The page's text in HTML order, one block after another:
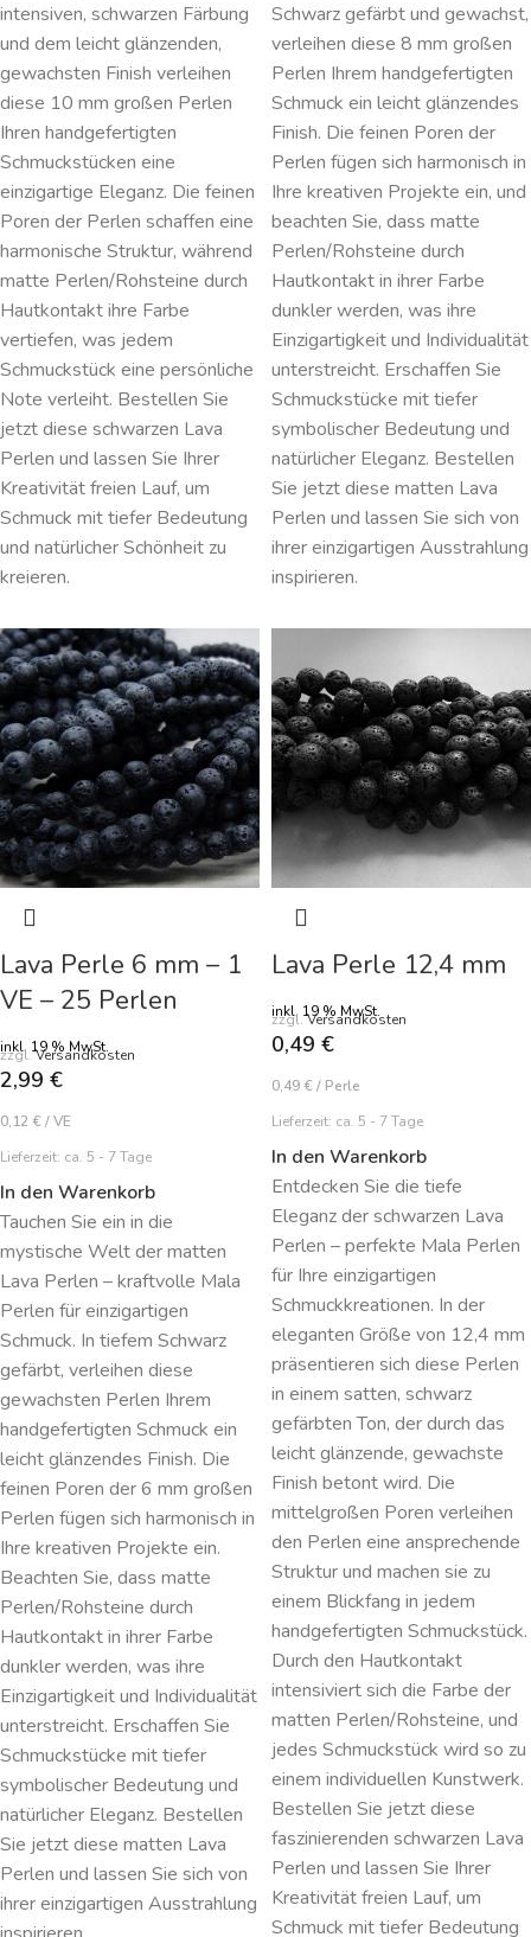
intensiven, schwarzen Färbung
und dem leicht glänzenden,
gewachsten Finish verleihen
diese 10 mm großen Perlen
Ihren handgefertigten
Schmuckstücken eine
einzigartige Eleganz. Die feinen
Poren der Perlen schaffen eine
harmonische Struktur, während
matte Perlen/Rohsteine durch
Hautkontakt ihre Farbe
vertiefen, was jedem
Schmuckstück eine persönliche
Note verleiht. Bestellen Sie
jetzt diese schwarzen Lava
Perlen und lassen Sie Ihrer
Kreativität freien Lauf, um
Schmuck mit tiefer Bedeutung
und natürlicher Schönheit zu
kreieren.
Schwarz gefärbt und gewachst,
verleihen diese 8 mm großen
Perlen Ihrem handgefertigten
Schmuck ein leicht glänzendes
Finish. Die feinen Poren der
Perlen fügen sich harmonisch in
Ihre kreativen Projekte ein, und
beachten Sie, dass matte
Perlen/Rohsteine durch
Hautkontakt in ihrer Farbe
dunkler werden, was ihre
Einzigartigkeit und Individualität
unterstreicht. Erschaffen Sie
Schmuckstücke mit tiefer
symbolischer Bedeutung und
natürlicher Eleganz. Bestellen
Sie jetzt diese matten Lava
Perlen und lassen Sie sich von
ihrer einzigartigen Ausstrahlung
inspirieren.
Lava Perle 6 mm – 1
VE – 25 Perlen
inkl. 19 % MwSt.
zzgl.Versandkosten
2,99 €
0,12 € /VE
Lieferzeit: ca. 5 - 7 Tage
In den Warenkorb
Tauchen Sie ein in die
mystische Welt der matten
Lava Perlen – kraftvolle Mala
Perlen für einzigartigen
Schmuck. In tiefem Schwarz
gefärbt, verleihen diese
gewachsten Perlen Ihrem
handgefertigten Schmuck ein
leicht glänzendes Finish. Die
feinen Poren der 6 mm großen
Perlen fügen sich harmonisch in
Ihre kreativen Projekte ein.
Beachten Sie, dass matte
Perlen/Rohsteine durch
Hautkontakt in ihrer Farbe
dunkler werden, was ihre
Einzigartigkeit und Individualität
unterstreicht. Erschaffen Sie
Schmuckstücke mit tiefer
symbolischer Bedeutung und
natürlicher Eleganz. Bestellen
Sie jetzt diese matten Lava
Perlen und lassen Sie sich von
ihrer einzigartigen Ausstrahlung
Lava Perle 12,4 mm
inkl. 19 % MwSt.
zzgl.Versandkosten
0,49 €
0,49 € / Perle
Lieferzeit: ca. 5 - 7 Tage
In den Warenkorb
Entdecken Sie die tiefe
Eleganz der schwarzen Lava
Perlen – perfekte Mala Perlen
für Ihre einzigartigen
Schmuckkreationen. In der
eleganten Größe von 12,4 mm
präsentieren sich diese Perlen
in einem satten, schwarz
gefärbten Ton, der durch das
leicht glänzende, gewachste
Finish betont wird. Die
mittelgroßen Poren verleihen
den Perlen eine ansprechende
Struktur und machen sie zu
einem Blickfang in jedem
handgefertigten Schmuckstück.
Durch den Hautkontakt
intensiviert sich die Farbe der
matten Perlen/Rohsteine, und
jedes Schmuckstück wird so zu
einem individuellen Kunstwerk.
Bestellen Sie jetzt diese
faszinierenden schwarzen Lava
Perlen und lassen Sie Ihrer
Kreativität freien Lauf, um
Schmuck mit tiefer Bedeutung